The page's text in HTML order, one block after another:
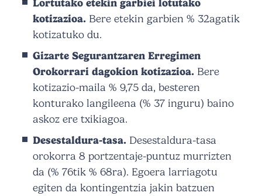
Lortutako etekin garbiei lotutako
kotizazioa.Bere etekin garbien % 32agatik
kotizatuko du.
Gizarte Segurantzaren Erregimen
Orokorrari dagokion kotizazioa.Bere
kotizazio-maila % 9,75 da, besteren
konturako langileena (% 37 inguru) baino
askoz ere txikiagoa.
Desestaldura-tasa.Desestaldura-tasa
orokorra 8 portzentaje-puntuz murrizten
da (% 76tik % 68ra). Egoera larriagotu
egiten da kontingentzia jakin batzuen